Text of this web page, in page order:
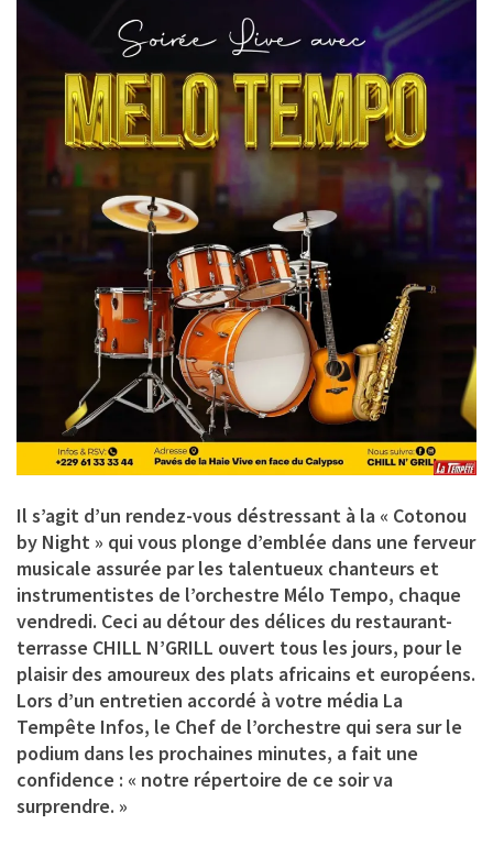
Il s’agit d’un rendez-vous déstressant à la « Cotonou
by Night » qui vous plonge d’emblée dans une ferveur
musicale assurée par les talentueux chanteurs et
instrumentistes de l’orchestre Mélo Tempo, chaque
vendredi. Ceci au détour des délices du restaurant-
terrasse CHILL N’GRILL ouvert tous les jours, pour le
plaisir des amoureux des plats africains et européens.
Lors d’un entretien accordé à votre média La
Tempête Infos, le Chef de l’orchestre qui sera sur le
podium dans les prochaines minutes, a fait une
confidence : « notre répertoire de ce soir va
surprendre. »